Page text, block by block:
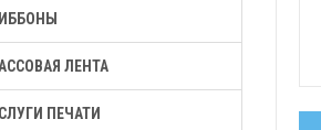
ЛЕНТА
ПЕЧАТИ